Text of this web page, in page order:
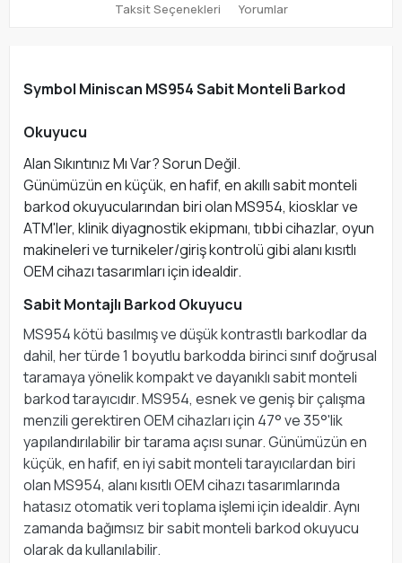
Taksit Seçenekleri Yorumlar
Symbol Miniscan MS954 Sabit Monteli Barkod
Okuyucu
Alan Sıkıntınız Mı Var? Sorun Değil.
Günümüzün en küçük, en hafif, en akıllı sabit monteli
barkod okuyucularından biri olan MS954, kiosklar ve
ATM'ler, klinik diyagnostik ekipmanı, tıbbi cihazlar, oyun
makineleri ve turnikeler/giriş kontrolü gibi alanı kısıtlı
OEM cihazı tasarımları için idealdir.
Sabit Montajlı Barkod Okuyucu
MS954 kötü basılmış ve düşük kontrastlı barkodlar da
dahil, her türde 1 boyutlu barkodda birinci sınıf doğrusal
taramaya yönelik kompakt ve dayanıklı sabit monteli
barkod tarayıcıdır. MS954, esnek ve geniş bir çalışma
menzili gerektiren OEM cihazları için 47° ve 35°'lik
yapılandırılabilir bir tarama açısı sunar. Günümüzün en
küçük, en hafif, en iyi sabit monteli tarayıcılardan biri
olan MS954, alanı kısıtlı OEM cihazı tasarımlarında
hatasız otomatik veri toplama işlemi için idealdir. Aynı
zamanda bağımsız bir sabit monteli barkod okuyucu
olarak da kullanılabilir.